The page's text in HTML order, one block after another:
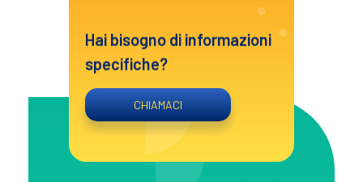
Hai bisogno di informazioni
specifiche?
CHIAMACI